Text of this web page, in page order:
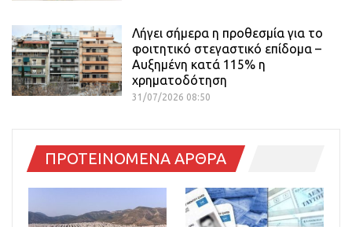
Λήγει σήμερα η προθεσμία για το
φοιτητικό στεγαστικό επίδομα –
Αυξημένη κατά 115% η
χρηματοδότηση
31/07/2026 08:50
ΠΡΟΤΕΙΝΟΜΕΝΑ ΑΡΘΡΑ